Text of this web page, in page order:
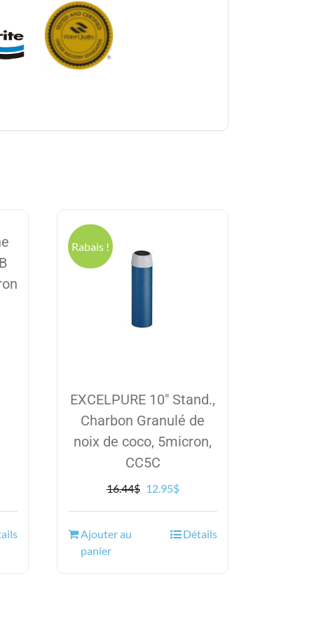
Rabais !
EXCELPURE 10″ Stand.,
Charbon Granulé de
noix de coco, 5micron,
CC5C
16.44$ Le
était :
12.95$Le
est :
Ajouter au
panier
Détails